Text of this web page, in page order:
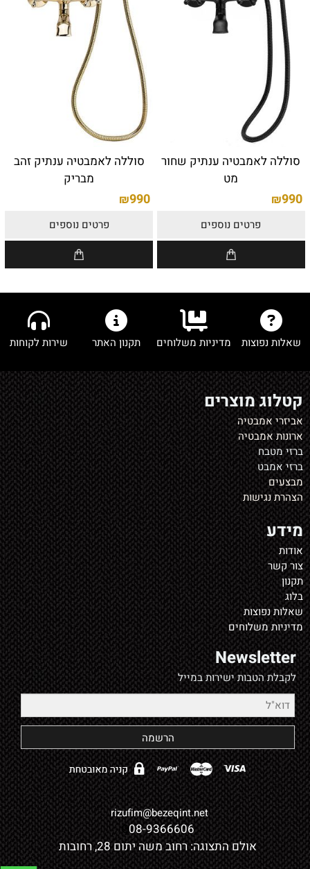
סוללה לאמבטיה ענתיק שחור
מט
₪990
פרטים נוספים
סוללה לאמבטיה ענתיק זהב
מבריק
₪990
פרטים נוספים
שאלות נפוצות מדיניות משלוחים תקנון האתר שירות לקוחות
קטלוג מוצרים
אביזרי אמבטיה
ארונות אמבטיה
ברזי מטבח
ברזי אמבט
מבצעים
הצהרת נגישות
מידע
אודות
צור קשר
תקנון
בלוג
שאלות נפוצות
מדיניות משלוחים
Newsletter
לקבלת הטבות ישירות במייל
rizufim@bezeqint.net
008-9366606
אולם התצוגה: רחוב משה יתום 28, רחובות